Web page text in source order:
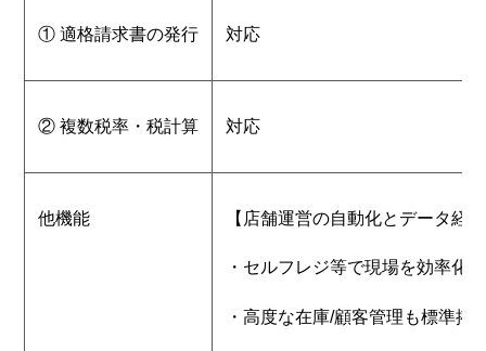
① 適格請求書の発行 対応
② 複数税率・税計算 対応
他機能 【店舗運営の自動化とデータ経
・セルフレジ等で現場を効率化
・高度な在庫/顧客管理も標準搭